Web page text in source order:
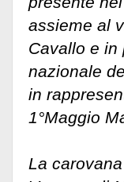
assieme al
Cavallo e in
nazionale
in
1°Maggio
La